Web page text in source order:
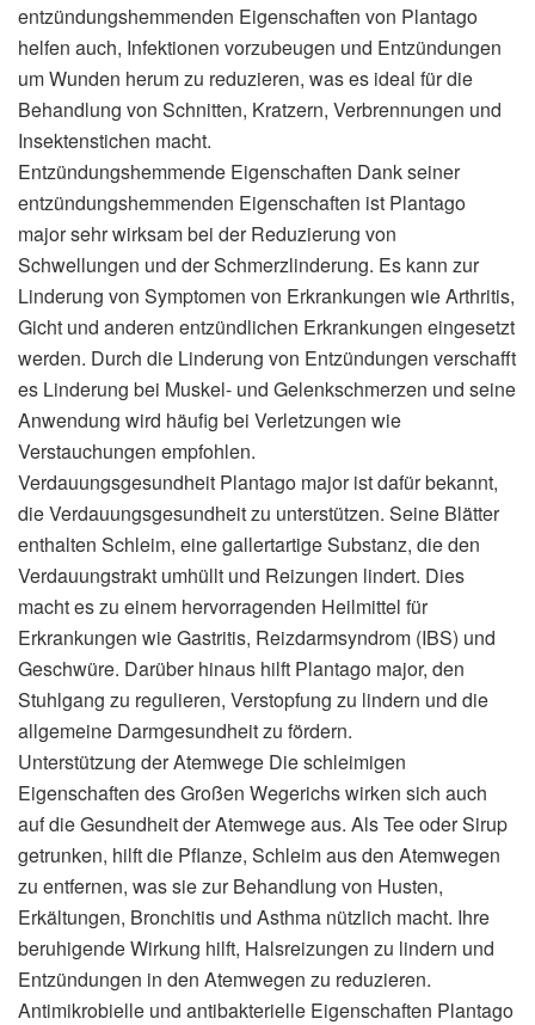
entzündungshemmenden Eigenschaften von Plantago
helfen auch, Infektionen vorzubeugen und Entzündungen
um Wunden herum zu reduzieren, was es ideal für die
Behandlung von Schnitten, Kratzern, Verbrennungen und
Insektenstichen macht.
Entzündungshemmende Eigenschaften Dank seiner
entzündungshemmenden Eigenschaften ist Plantago
major sehr wirksam bei der Reduzierung von
Schwellungen und der Schmerzlinderung. Es kann zur
Linderung von Symptomen von Erkrankungen wie Arthritis,
Gicht und anderen entzündlichen Erkrankungen eingesetzt
werden. Durch die Linderung von Entzündungen verschafft
es Linderung bei Muskel- und Gelenkschmerzen und seine
Anwendung wird häufig bei Verletzungen wie
Verstauchungen empfohlen.
Verdauungsgesundheit Plantago major ist dafür bekannt,
die Verdauungsgesundheit zu unterstützen. Seine Blätter
enthalten Schleim, eine gallertartige Substanz, die den
Verdauungstrakt umhüllt und Reizungen lindert. Dies
macht es zu einem hervorragenden Heilmittel für
Erkrankungen wie Gastritis, Reizdarmsyndrom (IBS) und
Geschwüre. Darüber hinaus hilft Plantago major, den
Stuhlgang zu regulieren, Verstopfung zu lindern und die
allgemeine Darmgesundheit zu fördern.
Unterstützung der Atemwege Die schleimigen
Eigenschaften des Großen Wegerichs wirken sich auch
auf die Gesundheit der Atemwege aus. Als Tee oder Sirup
getrunken, hilft die Pflanze, Schleim aus den Atemwegen
zu entfernen, was sie zur Behandlung von Husten,
Erkältungen, Bronchitis und Asthma nützlich macht. Ihre
beruhigende Wirkung hilft, Halsreizungen zu lindern und
Entzündungen in den Atemwegen zu reduzieren.
Antimikrobielle und antibakterielle Eigenschaften Plantago